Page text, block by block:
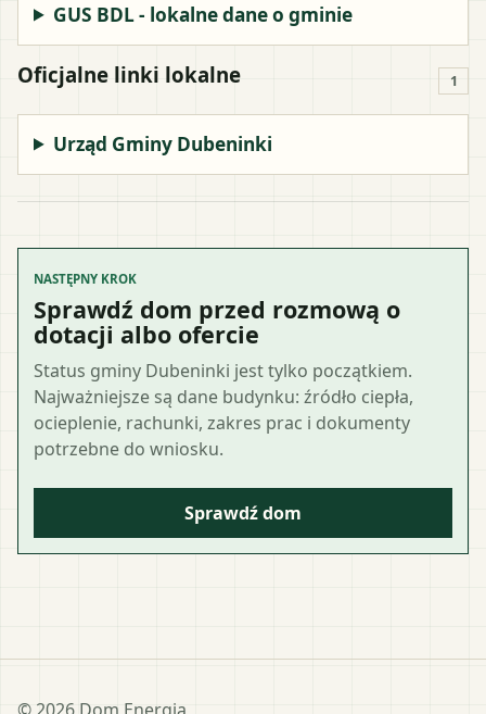
GUS BDL - lokalne dane o gminie
Oficjalne linki lokalne 1
Urząd Gminy Dubeninki
NASTĘPNY KROK
Sprawdź dom przed rozmową o
dotacji albo ofercie
Status gminy Dubeninki jest tylko początkiem.
Najważniejsze są dane budynku: źródło ciepła,
ocieplenie, rachunki, zakres prac i dokumenty
potrzebne do wniosku.
Sprawdź dom
© 2026 Dom Energia